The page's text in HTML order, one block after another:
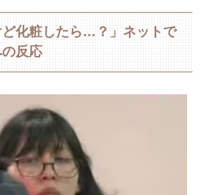
ど化粧したら…？」ネットで
反応